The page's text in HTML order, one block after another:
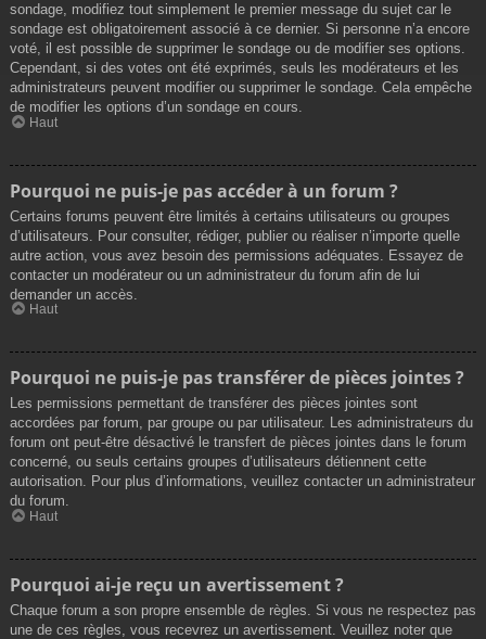
sondage, modifiez tout simplement le premier message du sujet car le
sondage est obligatoirement associé à ce dernier. Si personne n’a encore
voté, il est possible de supprimer le sondage ou de modifier ses options.
Cependant, si des votes ont été exprimés, seuls les modérateurs et les
administrateurs peuvent modifier ou supprimer le sondage. Cela empêche
de modifier les options d’un sondage en cours.
Haut
Pourquoi ne puis-je pas accéder à un forum ?
Certains forums peuvent être limités à certains utilisateurs ou groupes
d’utilisateurs. Pour consulter, rédiger, publier ou réaliser n’importe quelle
autre action, vous avez besoin des permissions adéquates. Essayez de
contacter un modérateur ou un administrateur du forum afin de lui
demander un accès.
Haut
Pourquoi ne puis-je pas transférer de pièces jointes ?
Les permissions permettant de transférer des pièces jointes sont
accordées par forum, par groupe ou par utilisateur. Les administrateurs du
forum ont peut-être désactivé le transfert de pièces jointes dans le forum
concerné, ou seuls certains groupes d’utilisateurs détiennent cette
autorisation. Pour plus d’informations, veuillez contacter un administrateur
du forum.
Haut
Pourquoi ai-je reçu un avertissement ?
Chaque forum a son propre ensemble de règles. Si vous ne respectez pas
une de ces règles, vous recevrez un avertissement. Veuillez noter que